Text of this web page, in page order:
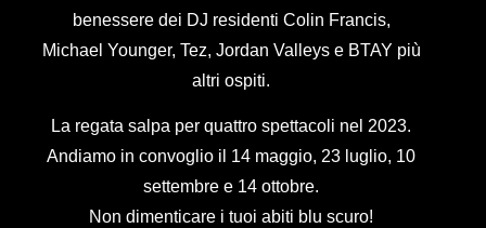
benessere dei DJ residenti Colin Francis,
Michael Younger, Tez, Jordan Valleys e BTAY più
altri ospiti.
La regata salpa per quattro spettacoli nel 2023.
Andiamo in convoglio il 14 maggio, 23 luglio, 10
settembre e 14 ottobre.
Non dimenticare i tuoi abiti blu scuro!